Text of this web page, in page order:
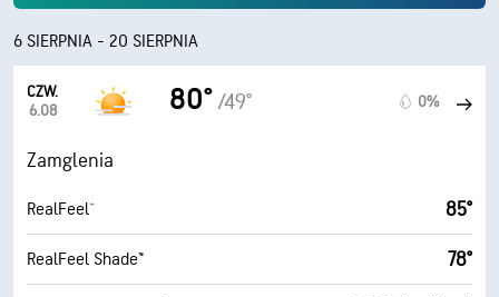
6 SIERPNIA - 20 SIERPNIA
CZW.
6.08
80° /49° 0%
Zamglenia
RealFeel® 85°
RealFeel Shade™ 78°